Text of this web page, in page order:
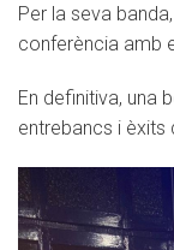
Per la seva
conferència amb
En definitiva, una
entrebancs i èxits